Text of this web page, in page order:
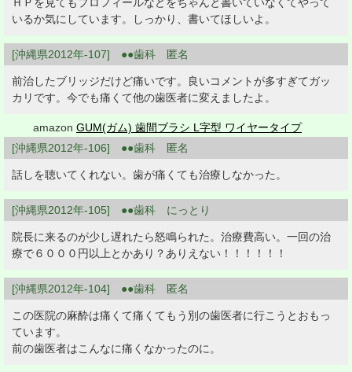
ＨＰを見てもプロフィールなどをちゃんと書いていなくてやって
いるか気にしています。しっかり、書いてほしいよ。
[沖縄県2012年-107] ●●歯科 匿名
前治したブリッジだけど痛いです。良いコメントが多すぎてガッ
カリです。今でも痛くて他の歯医者に変えましたよ。
amazonGUM(ガム) 歯間ブラシ L字型 ワイヤータイプ
[沖縄県2012年-106] ●●歯科 匿名
話しを聴いてくれない。歯が痛くても治療しなかった。
[沖縄県2012年-105] ●●歯科 にっとり
院長に来るのが少し遅れたら怒鳴られた。治療費高い。一回の治
療で６０００円以上とかあり？ありえない！！！！！！
[沖縄県2012年-104] ●●歯科 匿名
この医院の麻酔は痛くて痛くてもう別の歯医者に行こうとおもっ
ています。
前の歯医者はこんなに痛くなかったのに。